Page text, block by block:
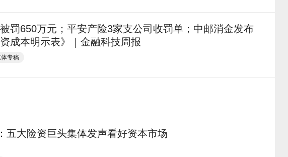
罚650万元；平安产险3家支公司收罚单；中邮消金发布
资成本明示表》｜金融科技周报
体专稿
五大险资巨头集体发声看好资本市场